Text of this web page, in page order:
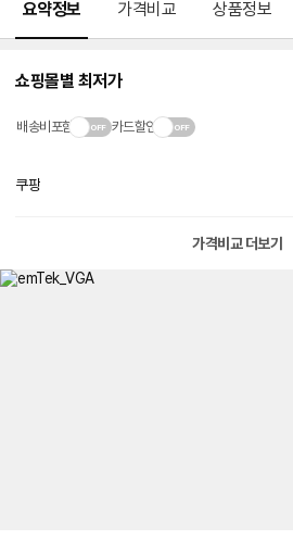
요약정보 가격비교 상품정보
쇼핑몰별 최저가
배송비포함 카드할인
쿠팡
가격비교 더보기